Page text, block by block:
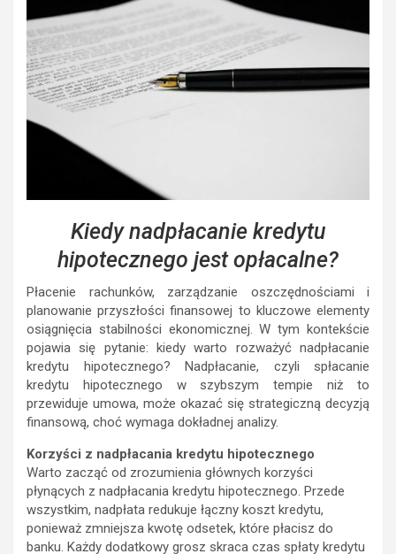
Kiedy nadpłacanie kredytu
hipotecznego jest opłacalne?
Płacenie rachunków, zarządzanie oszczędnościami i
planowanie przyszłości finansowej to kluczowe elementy
osiągnięcia stabilności ekonomicznej. W tym kontekście
pojawia się pytanie: kiedy warto rozważyć nadpłacanie
kredytu hipotecznego? Nadpłacanie, czyli spłacanie
kredytu hipotecznego w szybszym tempie niż to
przewiduje umowa, może okazać się strategiczną decyzją
finansową, choć wymaga dokładnej analizy.
Korzyści z nadpłacania kredytu hipotecznego
Warto zacząć od zrozumienia głównych korzyści
płynących z nadpłacania kredytu hipotecznego. Przede
wszystkim, nadpłata redukuje łączny koszt kredytu,
ponieważ zmniejsza kwotę odsetek, które płacisz do
banku. Każdy dodatkowy grosz skraca czas spłaty kredytu